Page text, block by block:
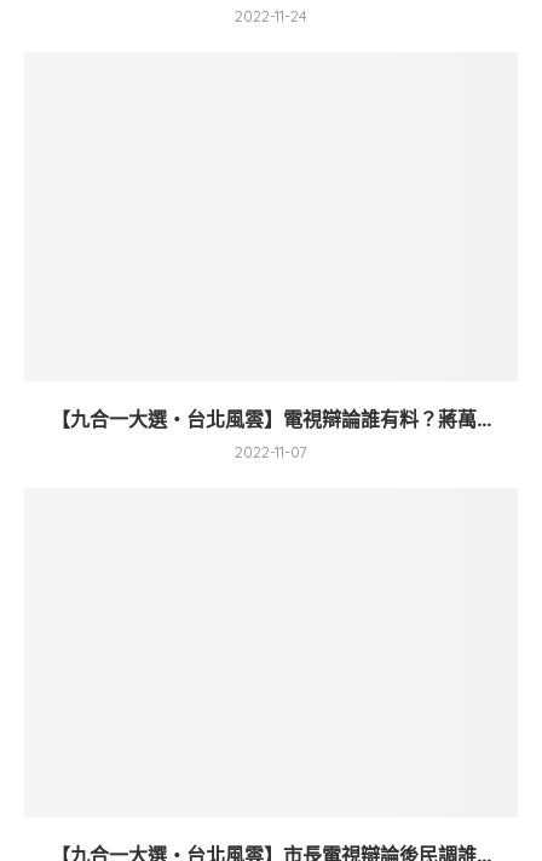
2022-11-24
【九合一大選・台北風雲】電視辯論誰有料？蔣萬...
2022-11-07